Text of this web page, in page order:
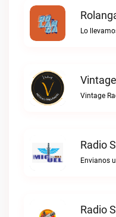
Lo
Vintage
Radio